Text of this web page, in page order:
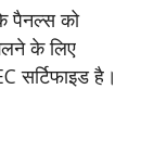
पैनल्स को
के लिए
सर्टिफाइड है।